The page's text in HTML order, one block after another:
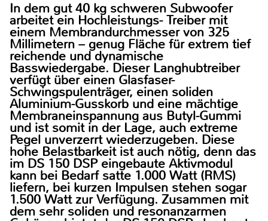
In dem gut 40 kg schweren Subwoofer
arbeitet ein Hochleistungs- Treiber mit
einem Membrandurchmesser von 325
Millimetern – genug Fläche für extrem tief
reichende und dynamische
Basswiedergabe. Dieser Langhubtreiber
verfügt über einen Glasfaser-
Schwingspulenträger, einen soliden
Aluminium-Gusskorb und eine mächtige
Membraneinspannung aus Butyl-Gummi
und ist somit in der Lage, auch extreme
Pegel unverzerrt wiederzugeben. Diese
hohe Belastbarkeit ist auch nötig, denn das
im DS 150 DSP eingebaute Aktivmodul
kann bei Bedarf satte 1.000 Watt (RMS)
liefern, bei kurzen Impulsen stehen sogar
1.500 Watt zur Verfügung. Zusammen mit
dem sehr soliden und resonanzarmen